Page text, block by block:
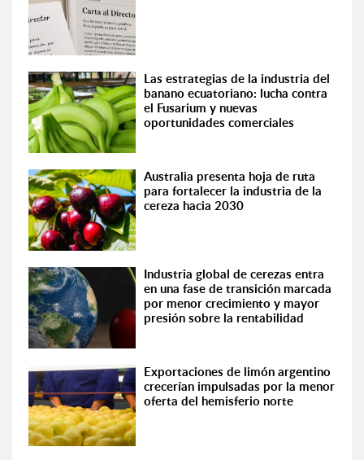
Las estrategias de la industria del
banano ecuatoriano: lucha contra
el Fusarium y nuevas
oportunidades comerciales
Australia presenta hoja de ruta
para fortalecer la industria de la
cereza hacia 2030
Industria global de cerezas entra
en una fase de transición marcada
por menor crecimiento y mayor
presión sobre la rentabilidad
Exportaciones de limón argentino
crecerían impulsadas por la menor
oferta del hemisferio norte